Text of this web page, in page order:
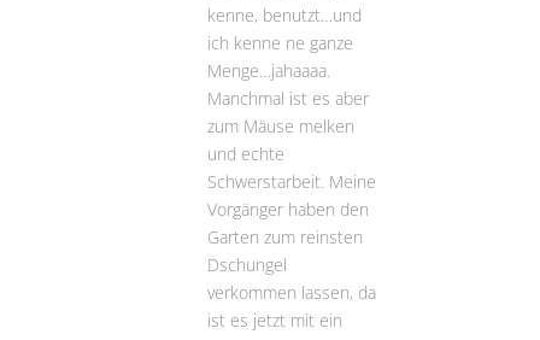
kenne, benutzt…und
ich kenne ne ganze
Menge…jahaaaa.
Manchmal ist es aber
zum Mäuse melken
und echte
Schwerstarbeit. Meine
Vorgänger haben den
Garten zum reinsten
Dschungel
verkommen lassen, da
ist es jetzt mit ein